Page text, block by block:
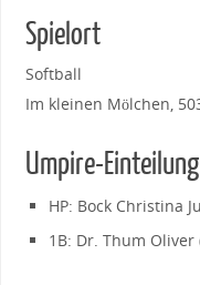
Spielort
Softball
Im kleinen Mölchen,
Umpire-Einteilung
HP: Bock Christina
1B: Dr. Thum Oliver